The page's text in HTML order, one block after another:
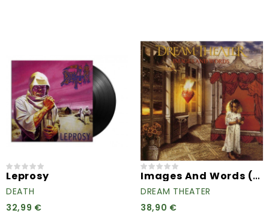
Leprosy
DEATH
32,99 €
Images And Words (Indie...
DREAM THEATER
38,90 €